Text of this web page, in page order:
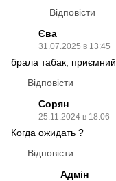
Відповісти
Єва
31.07.2025 в 13:45
брала табак, приємний
Відповісти
Сорян
25.11.2024 в 18:06
Когда ожидать ?
Відповісти
Адмін